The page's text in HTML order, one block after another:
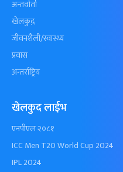
अन्तर्वार्ता
खेलकुद़़
जीवनशैली/स्वास्थ्य
प्रवास
अन्तर्राष्ट्रिय
खेलकुद लाईभ
एनपीएल २०८१
ICC Men T20 World Cup 2024
IPL 2024